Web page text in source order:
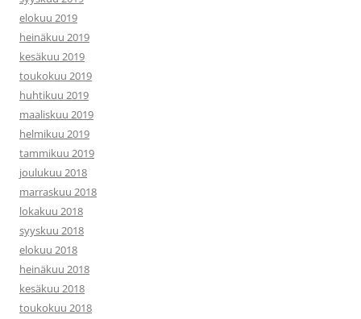
elokuu 2019
heinäkuu 2019
kesäkuu 2019
toukokuu 2019
huhtikuu 2019
maaliskuu 2019
helmikuu 2019
tammikuu 2019
joulukuu 2018
marraskuu 2018
lokakuu 2018
syyskuu 2018
elokuu 2018
heinäkuu 2018
kesäkuu 2018
toukokuu 2018